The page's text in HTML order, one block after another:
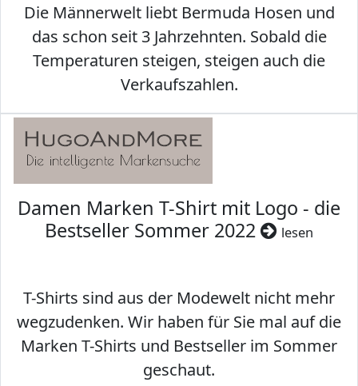
Die Männerwelt liebt Bermuda Hosen und
das schon seit 3 Jahrzehnten. Sobald die
Temperaturen steigen, steigen auch die
Verkaufszahlen.
Damen Marken T-Shirt mit Logo - die
Bestseller Sommer 2022
lesen
T-Shirts sind aus der Modewelt nicht mehr
wegzudenken. Wir haben für Sie mal auf die
Marken T-Shirts und Bestseller im Sommer
geschaut.